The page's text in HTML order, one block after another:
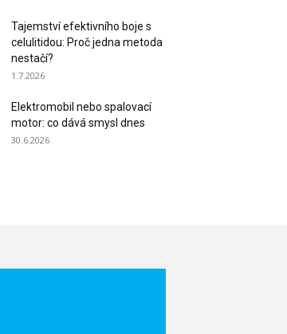
Tajemství efektivního boje s
celulitidou: Proč jedna metoda
nestačí?
1.7.2026
Elektromobil nebo spalovací
motor: co dává smysl dnes
30.6.2026